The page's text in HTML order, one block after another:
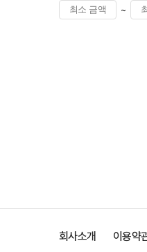
~
회사소개 이용약